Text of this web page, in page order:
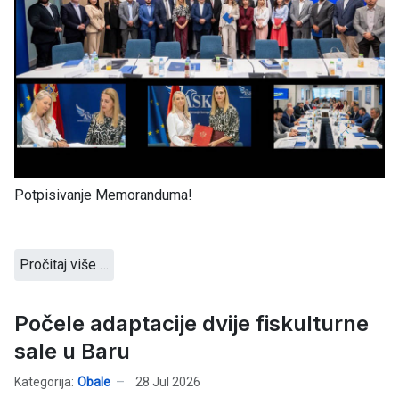
Potpisivanje Memoranduma!
Pročitaj više …
Počele adaptacije dvije fiskulturne
sale u Baru
Kategorija: Obale 28 Jul 2026